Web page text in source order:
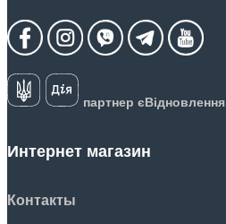
партнер єВідновлення
Интернет магазин
Контакты